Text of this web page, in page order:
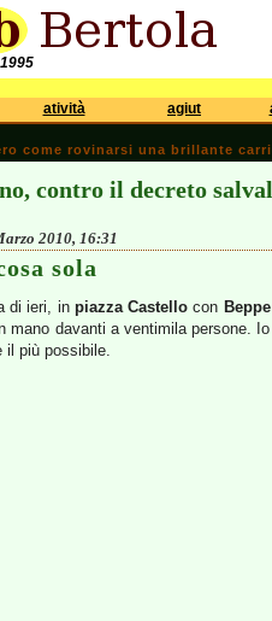
atività agiut
come rovinarsi una brillante
contro il decreto
2010, 16:31
sola
di ieri, in piazza Castello con
mano davanti a ventimila persone.
il più possibile.